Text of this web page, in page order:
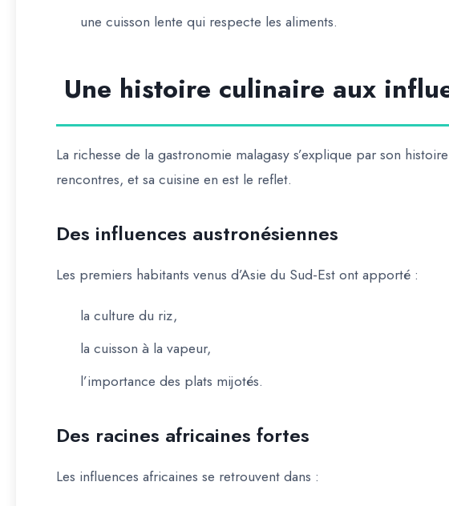
une cuisson lente qui respecte les aliments.
Une histoire culinaire aux
La richesse de la gastronomie malagasy s’explique par son
rencontres, et sa cuisine en est le reflet.
Des influences austronésiennes
Les premiers habitants venus d’Asie du Sud-Est ont apporté :
la culture du riz,
la cuisson à la vapeur,
l’importance des plats mijotés.
Des racines africaines fortes
Les influences africaines se retrouvent dans :